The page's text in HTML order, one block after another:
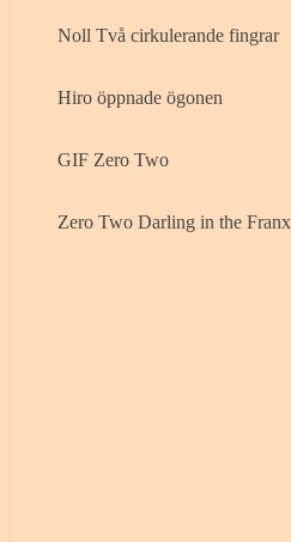
Noll Två cirkulerande fingrar
Hiro öppnade ögonen
GIF Zero Two
Zero Two Darling in the